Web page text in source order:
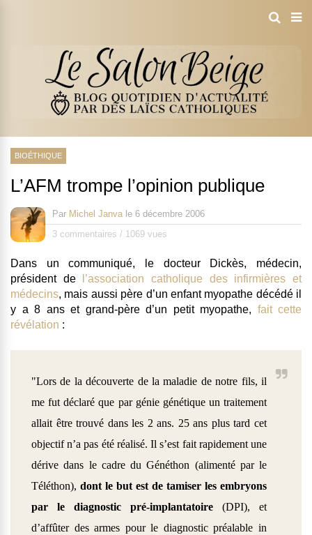
BIOÉTHIQUE
L’AFM trompe l’opinion publique
Par Michel Janva le 6 décembre 2006
3 commentaires / 1069 vues
Dans un communiqué, le docteur Dickès, médecin,
président de
l’association catholique des infirmières et
médecins, mais aussi père d’un enfant myopathe décédé il
y a 8 ans et grand-père d’un petit myopathe, fait cette
révélation :
"Lors de la découverte de la maladie de notre fils, il
me fut déclaré que par génie génétique un traitement
allait être trouvé dans les 2 ans. 25 ans plus tard cet
objectif n’a pas été réalisé. Il s’est fait rapidement une
dérive dans le cadre du Généthon (alimenté par le
Téléthon), dont le but est de tamiser les embryons
par le diagnostic pré-implantatoire (DPI), et
d’affûter des armes pour le diagnostic préalable in